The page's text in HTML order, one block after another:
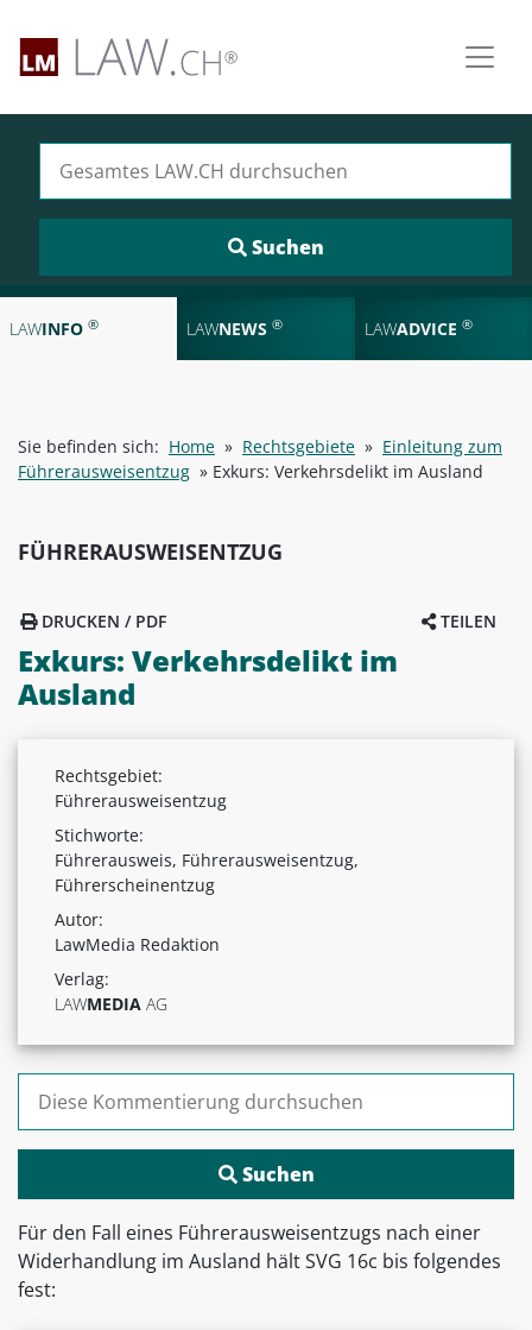
LAWINFO ® LAWNEWS ® LAWADVICE ®
Sie befinden sich: Home » Rechtsgebiete » Einleitung zum
Führerausweisentzug » Exkurs: Verkehrsdelikt im Ausland
FÜHRERAUSWEISENTZUG
TEILEN
DRUCKEN / PDF
Exkurs: Verkehrsdelikt im
Ausland
Rechtsgebiet:
Führerausweisentzug
Stichworte:
Führerausweis, Führerausweisentzug,
Führerscheinentzug
Autor:
LawMedia Redaktion
Verlag:
LAWMEDIA AG
Für den Fall eines Führerausweisentzugs nach einer
Widerhandlung im Ausland hält SVG 16c bis folgendes
fest: